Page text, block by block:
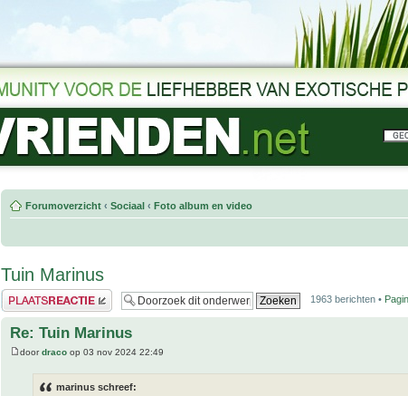
Forumoverzicht ‹ Sociaal ‹ Foto album en video
Tuin Marinus
Plaats een reactie 1963 berichten •
Re: Tuin Marinus
doordraco op 03 nov 2024 22:49
marinus schreef: